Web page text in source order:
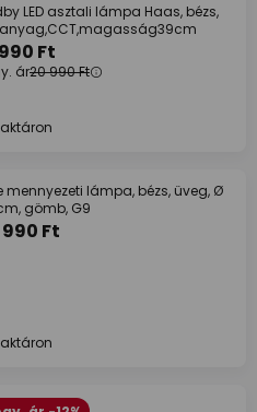
LED asztali lámpa Haas, bézs,
Ft
ár20 990 Ft
mennyezeti lámpa, bézs, üveg, Ø
gömb, G9
Ft